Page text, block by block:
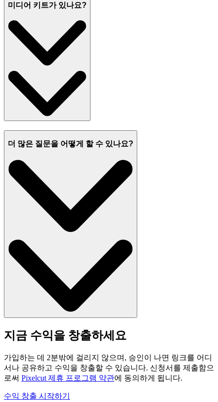
미디어 키트가 있나요?
더 많은 질문을 어떻게 할 수 있나요?
지금 수익을 창출하세요
가입하는 데 2분밖에 걸리지 않으며, 승인이 나면 링크를 어디
서나 공유하고 수익을 창출할 수 있습니다. 신청서를 제출함으
로써 Pixelcut 제휴 프로그램 약관에 동의하게 됩니다.
수익 창출 시작하기